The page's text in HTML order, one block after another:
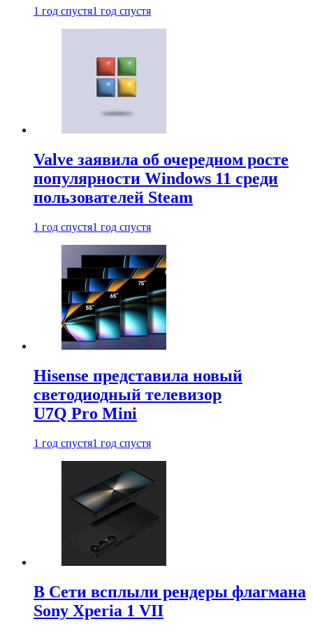
1 год спустя1 год спустя
Valve заявила об очередном росте
популярности Windows 11 среди
пользователей Steam
1 год спустя1 год спустя
Hisense представила новый
светодиодный телевизор
U7Q Pro Mini
1 год спустя1 год спустя
В Сети всплыли рендеры флагмана
Sony Xperia 1 VII